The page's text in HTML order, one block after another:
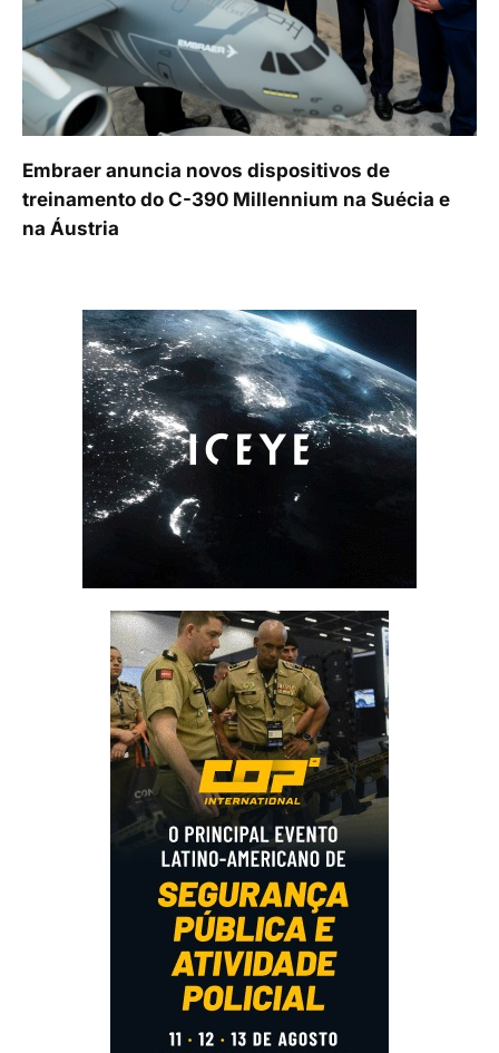
Embraer anuncia novos dispositivos de
treinamento do C-390 Millennium na Suécia e
na Áustria